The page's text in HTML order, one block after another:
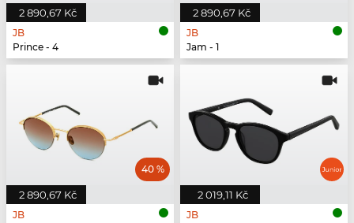
2 890,67 Kč
JB
Prince - 4
2 890,67 Kč
JB
Jam - 1
2 890,67 Kč
40 %
JB
2 019,11 Kč
JB